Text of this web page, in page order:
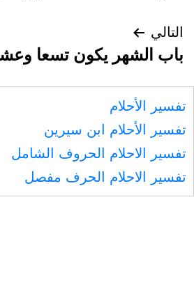
التالي
باب الشهر يكون تسعا
تفسير الأحلام
تفسير الأحلام ابن سيرين
تفسير الاحلام الحروف الشامل
تفسير الاحلام الحرف مفصل